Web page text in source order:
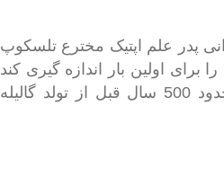
پدر علم اپتیک مخترع تلسکوپ
اولین بار اندازه گیری کند
البته دقت بالایی نداشت ولی جالب است بدانید که ابوریحان بیرونی و ابن هیثم حدود 500 سال قبل از تولد گالیله